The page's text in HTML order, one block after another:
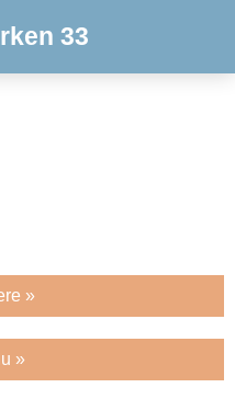
33
»
»